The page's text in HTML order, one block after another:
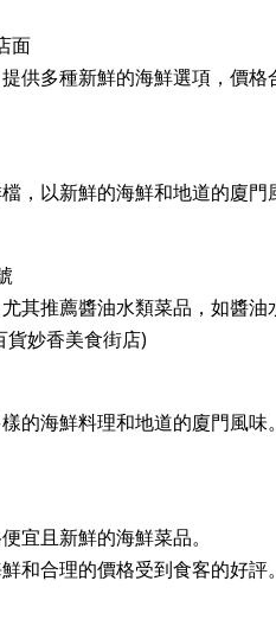
面
供多種新鮮的海鮮選項，價格
，以新鮮的海鮮和地道的廈門
其推薦醬油水類菜品，如醬油
貨妙香美食街店)
的海鮮料理和地道的廈門風味。
宜且新鮮的海鮮菜品。
和合理的價格受到食客的好